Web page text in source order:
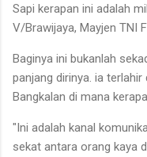
Sapi kerapan ini adalah
V/Brawijaya, Mayjen TNI
Baginya ini bukanlah
panjang dirinya. ia terlahir
Bangkalan di mana
"Ini adalah kanal
sekat antara orang kaya